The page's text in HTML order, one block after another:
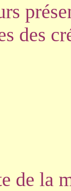
des
de la